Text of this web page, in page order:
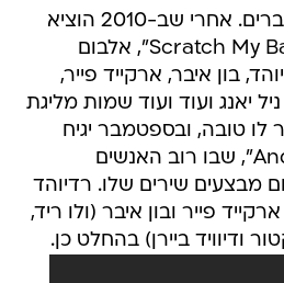
ועכשיו, מיני מרתון קאברים. אחרי שב-2010 הוציא
פיטר גבריאל את "Scratch My Back", אלבום
בון איבר, ארקייד פייר,
ניל יאנג ועוד ועוד שמות מליגת
לו טובה, ובספטמבר יגיח
"And I'll Scratch Yours", שבו רוב האנשים
מבצעים שירים שלו. רדיוהד
פייר ובון איבר (ולו ריד,
ודיוויד ביירן) בהחלט כן.